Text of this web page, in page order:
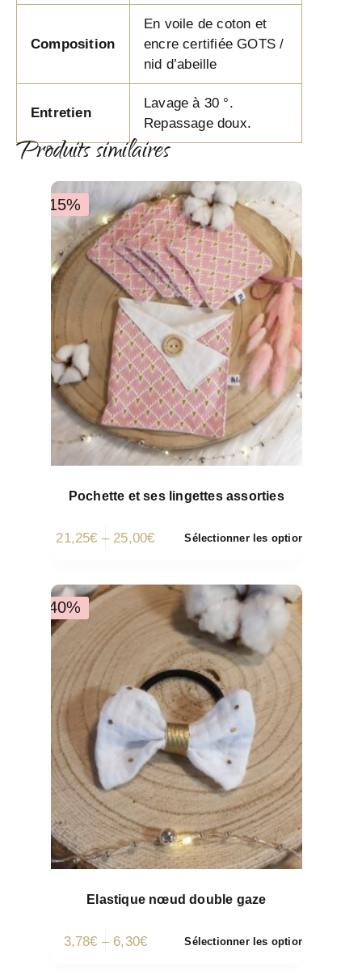
Composition
En voile de coton et
encre certifiée GOTS /
nid d’abeille
Entretien
Lavage à 30 °.
Repassage doux.
Produits similaires
-15%
Pochette et ses lingettes assorties
21,25€ – 25,00€ Sélectionner les options
-40%
Elastique nœud double gaze
3,78€ – 6,30€ Sélectionner les options